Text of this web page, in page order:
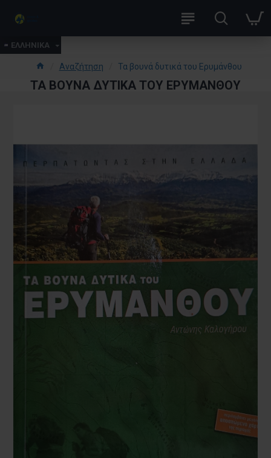
ΕΛΛΗΝΙΚΑ
Αναζήτηση Τα βουνά δυτικά του Ερυμάνθου
ΤΑ ΒΟΥΝΆ ΔΥΤΙΚΆ ΤΟΥ ΕΡΥΜΆΝΘΟΥ